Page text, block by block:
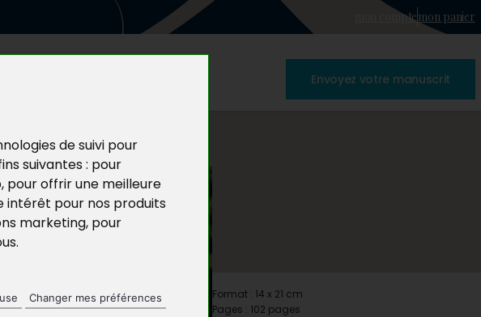
de suivi pour
suivantes : pour
, pour offrir une meilleure
intérêt pour nos produits
marketing, pour
.
Changer mes préférences
mon comptemon panier
Envoyez votre manuscrit
Format : 14 x 21 cm
Pages : 102 pages